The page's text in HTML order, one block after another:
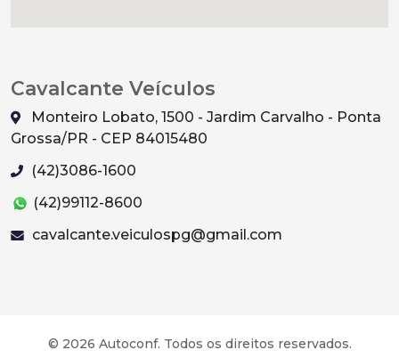
Cavalcante Veículos
Monteiro Lobato, 1500 - Jardim Carvalho - Ponta
Grossa/PR - CEP 84015480
(42)3086-1600
(42)99112-8600
cavalcante.veiculospg@gmail.com
© 2026 Autoconf. Todos os direitos reservados.